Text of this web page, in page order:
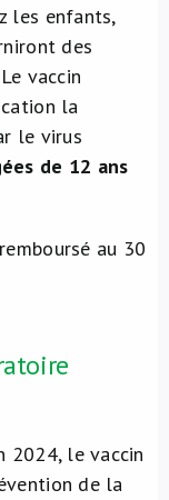
les enfants,
des
vaccin
la
le virus
de 12 ans
au 30
2024, le vaccin
de la